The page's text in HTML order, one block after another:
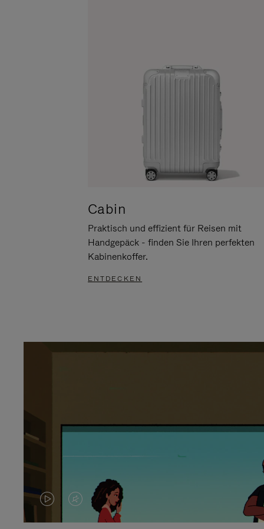
Cabin
Praktisch und effizient für Reisen mit
Handgepäck - finden Sie Ihren perfekten
Kabinenkoffer.
ENTDECKEN
DASVIDEO